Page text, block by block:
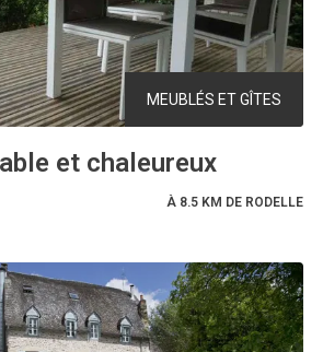
MEUBLÉS ET GÎTES
et chaleureux
À 8.5 KM DE RODELLE